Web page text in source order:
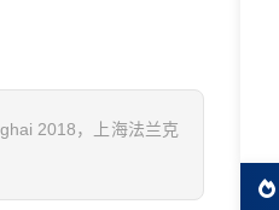
2018，上海法兰克